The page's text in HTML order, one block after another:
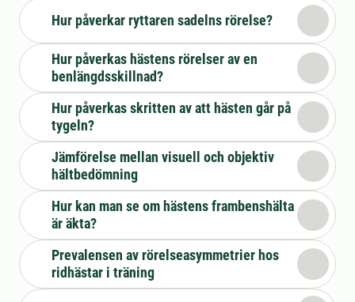
Hur påverkar ryttaren sadelns rörelse?
Hur påverkas hästens rörelser av en
benlängdsskillnad?
Hur påverkas skritten av att hästen går på
tygeln?
Jämförelse mellan visuell och objektiv
hältbedömning
Hur kan man se om hästens frambenshälta
är äkta?
Prevalensen av rörelseasymmetrier hos
ridhästar i träning